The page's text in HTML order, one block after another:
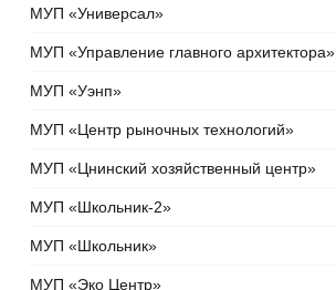
МУП «Универсал»
МУП «Управление главного архитектора»
МУП «Уэнп»
МУП «Центр рыночных технологий»
МУП «Цнинский хозяйственный центр»
МУП «Школьник-2»
МУП «Школьник»
МУП «Эко Центр»